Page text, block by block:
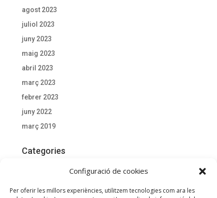
Configuració de cookies
Per oferir les millors experiències, utilitzem tecnologies com ara les
agost 2023
juliol 2023
juny 2023
maig 2023
abril 2023
març 2023
febrer 2023
juny 2022
març 2019
Categories
General